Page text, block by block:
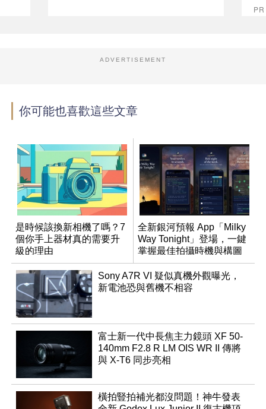
ADVERTISEMENT
你可能也喜歡這些文章
是時候該換新相機了嗎？7
個你手上器材真的需要升
級的理由
全新銀河預報 App「Milky
Way Tonight」登場，一鍵
掌握最佳拍攝時機與構圖
Sony A7R VI 疑似真機外觀曝光，
新電池恐與舊機不相容
富士新一代中長焦主力鏡頭 XF 50-
140mm F2.8 R LM OIS WR II 傳將
與 X-T6 同步亮相
橫拍豎拍補光都沒問題！神牛發表